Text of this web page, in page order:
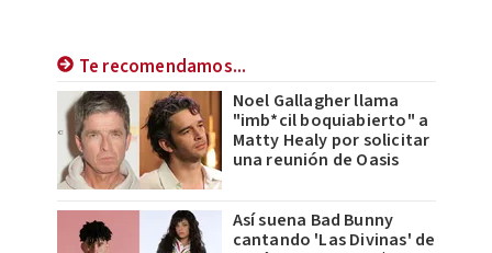
Te recomendamos...
Noel Gallagher llama
"imb*cil boquiabierto" a
Matty Healy por solicitar
una reunión de Oasis
Así suena Bad Bunny
cantando 'Las Divinas' de